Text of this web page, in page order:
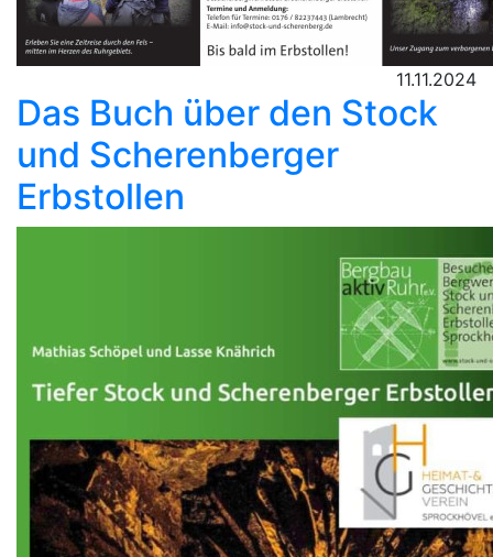
11.11.2024
Das Buch über den Stock
und Scherenberger
Erbstollen